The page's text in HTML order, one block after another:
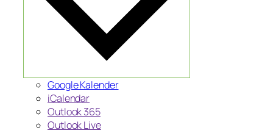
Google Kalender
iCalendar
Outlook 365
Outlook Live